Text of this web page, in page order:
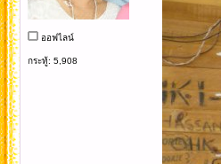
ออฟไลน์
กระทู้: 5,908